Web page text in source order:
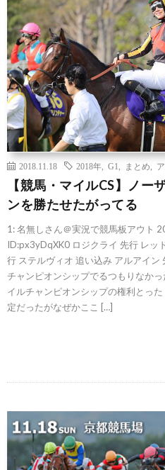
2018.11.18 2018年 G1 まとめ
【競馬・マイルCS】ノー
ンを勝たせたがってる
1: 名無しさん＠実況で競馬板アウト
ID:px3yDqXK0 ロジクライ 先行 レッ
行 ステルヴィオ 追い込み アルアイ
チャンピオンシップでるつもりなか
イルチャンピオンシップの権利とっ
定だったがなぜかここ […]